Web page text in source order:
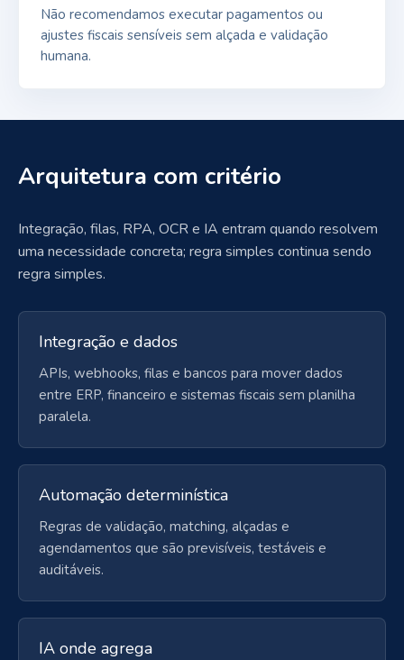
Não recomendamos executar pagamentos ou
ajustes fiscais sensíveis sem alçada e validação
humana.
Arquitetura com critério
Integração, filas, RPA, OCR e IA entram quando resolvem
uma necessidade concreta; regra simples continua sendo
regra simples.
Integração e dados
APIs, webhooks, filas e bancos para mover dados
entre ERP, financeiro e sistemas fiscais sem planilha
paralela.
Automação determinística
Regras de validação, matching, alçadas e
agendamentos que são previsíveis, testáveis e
auditáveis.
IA onde agrega